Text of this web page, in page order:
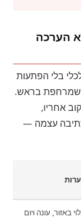
לא הערכה
בלי הפתעות
שמרחפת בראש.
אחריו,
עצמה —
באזור, עונה ויום